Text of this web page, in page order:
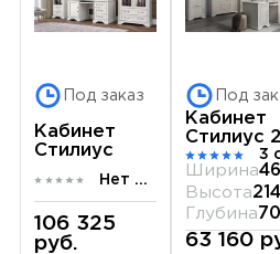
Под заказ
Кабинет
Стилиус
Нет отзывов
106 325
руб.
Под
Кабинет
Стилиус 2
Ширина
Высота
Глубина
63 160